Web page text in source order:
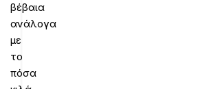
βέβαια
ανάλογα
με
το
πόσα